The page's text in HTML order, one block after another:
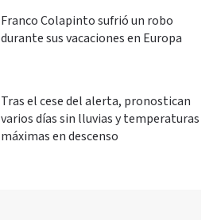
Franco Colapinto sufrió un robo
durante sus vacaciones en Europa
Tras el cese del alerta, pronostican
varios días sin lluvias y temperaturas
máximas en descenso